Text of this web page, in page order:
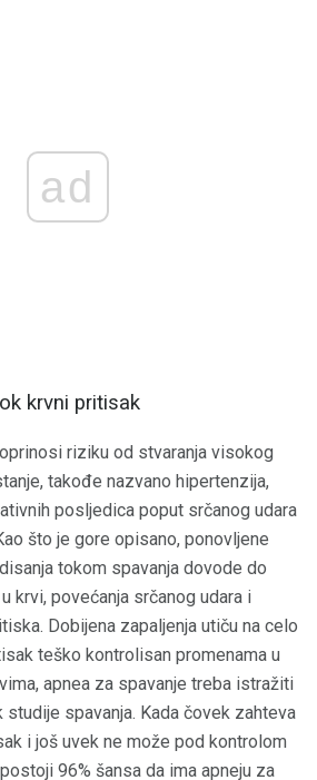
ad
krvni pritisak
riziku od stvaranja visokog
takođe nazvano hipertenzija,
posljedica poput srčanog udara
što je gore opisano, ponovljene
tokom spavanja dovode do
krvi, povećanja srčanog udara i
Dobijena zapaljenja utiču na celo
teško kontrolisan promenama u
apnea za spavanje treba istražiti
spavanja. Kada čovek zahteva
i još uvek ne može pod kontrolom
96% šansa da ima apneju za